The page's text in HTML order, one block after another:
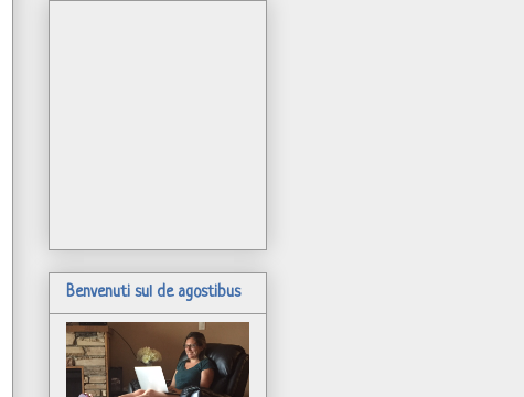
Benvenuti sul de agostibus